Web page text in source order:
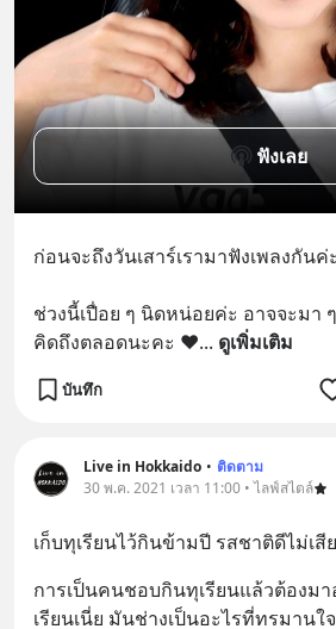
ฟังเลย
ก่อนจะถึงวันเสาร์เรามาฟังเพลงกั
ช่วงนี้เปื่อย ๆ นิดหน่อยค่ะ อาจจะมา
คิดถึงตลอดนะคะ ❤... ดูเพิ่มเติม
บันทึก
Live in Hokkaido • ติดตาม
30 พ.ค. 2021 เวลา 11:00 • ไลฟ์สไตล์
เก็บทุเรียนไว้กินข้ามปี รสชาติดีไม่เ
การเป็นคนชอบกินทุเรียนแล้วต้องม
เรียนเนี่ย มันช่างเป็นอะไรที่ทรมานใ